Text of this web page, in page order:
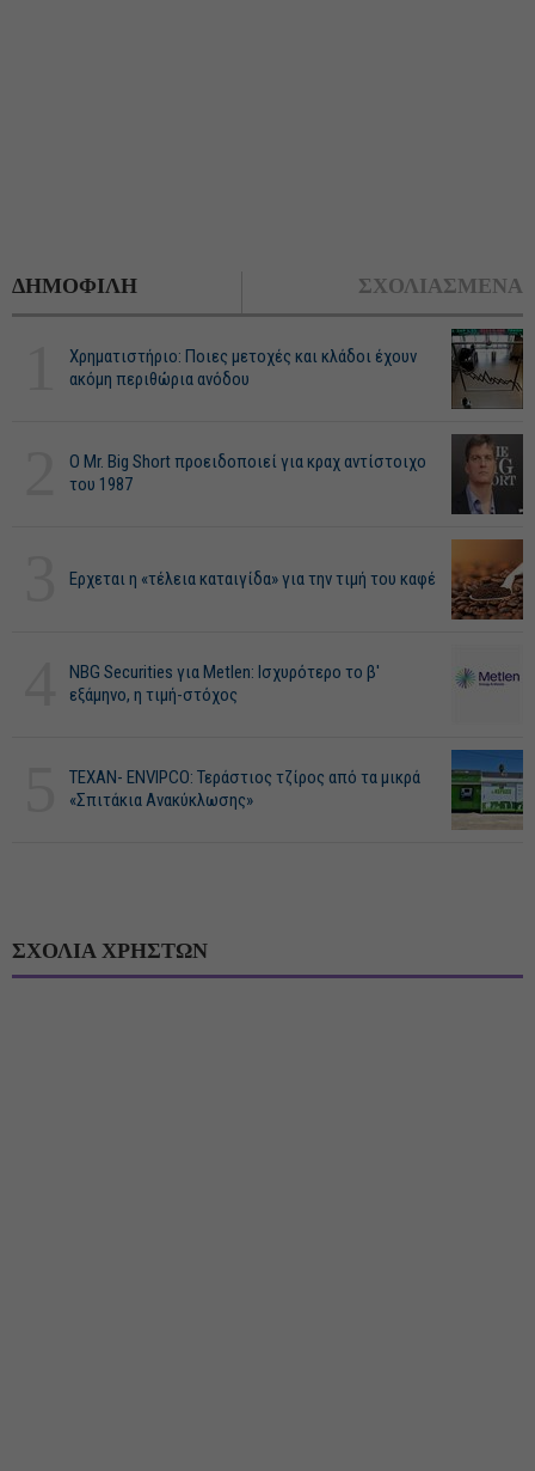
ΔΗΜΟΦΙΛΗ ΣΧΟΛΙΑΣΜΕΝΑ
Χρηματιστήριο: Ποιες μετοχές και κλάδοι έχουν
ακόμη περιθώρια ανόδου
O Mr. Big Short προειδοποιεί για κραχ αντίστοιχο
του 1987
Ερχεται η «τέλεια καταιγίδα» για την τιμή του καφέ
NBG Securities για Metlen: Ισχυρότερο το β'
εξάμηνο, η τιμή-στόχος
ΤΕΧΑΝ- ENVIPCO: Τεράστιος τζίρος από τα μικρά
«Σπιτάκια Ανακύκλωσης»
ΣΧΟΛΙΑ ΧΡΗΣΤΩΝ